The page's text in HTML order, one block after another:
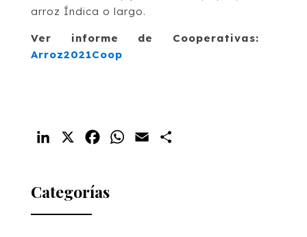
arroz Índica o largo.
Ver informe de Cooperativas:
Arroz2021Coop
LinkedIn FacebookWhatsApp
Email
Categorías